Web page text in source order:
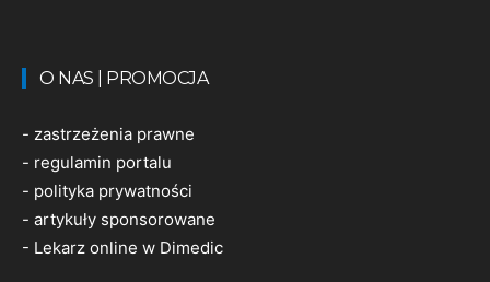
O NAS | PROMOCJA
- zastrzeżenia prawne
- regulamin portalu
- polityka prywatności
- artykuły sponsorowane
- Lekarz online w Dimedic